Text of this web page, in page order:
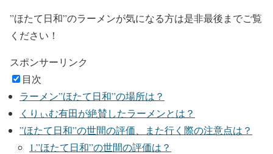
”ほたて日和”のラーメンが気になる方は是非最後までご覧
ください！
スポンサーリンク
目次
ラーメン”ほたて日和”の場所は？
くりぃむ有田が絶賛したラーメンとは？
”ほたて日和”の世間の評価、また行く際の注意点は？
1.”ほたて日和”の世間の評価は？